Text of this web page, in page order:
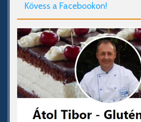
Kövess a Facebookon!